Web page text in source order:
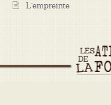
L’empreinte